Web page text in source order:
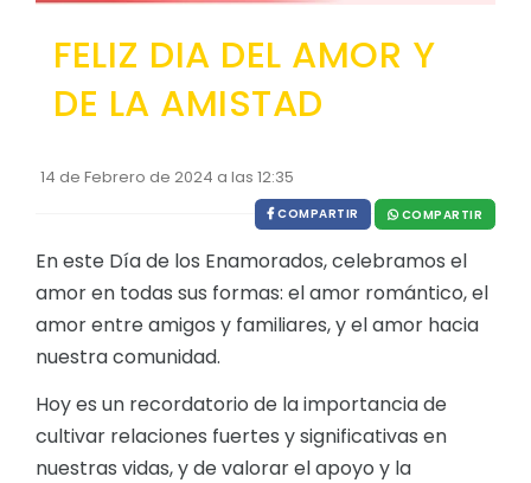
Procesos de contratación
SOPORTE INSTITUCIONAL
FELIZ DIA DEL AMOR Y
DE LA AMISTAD
14 de Febrero de 2024 a las 12:35
COMPARTIR COMPARTIR
En este Día de los Enamorados, celebramos el
amor en todas sus formas: el amor romántico, el
amor entre amigos y familiares, y el amor hacia
nuestra comunidad.
Hoy es un recordatorio de la importancia de
cultivar relaciones fuertes y significativas en
nuestras vidas, y de valorar el apoyo y la